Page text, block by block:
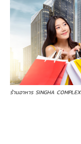
ร้านอาหาร SINGHA COMPLEX